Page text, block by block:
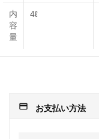
内
容
量
4ℓ
payment お支払い方法